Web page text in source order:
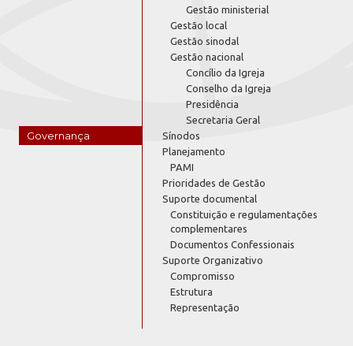
Governança
Gestão ministerial
Gestão local
Gestão sinodal
Gestão nacional
Concílio da Igreja
Conselho da Igreja
Presidência
Secretaria Geral
Sínodos
Planejamento
PAMI
Prioridades de Gestão
Suporte documental
Constituição e regulamentações
complementares
Documentos Confessionais
Suporte Organizativo
Compromisso
Estrutura
Representação